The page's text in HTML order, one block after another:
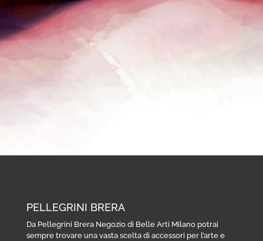
PELLEGRINI BRERA
Da Pellegrini Brera Negozio di Belle Arti Milano potrai
sempre trovare una vasta scelta di accessori per l’arte e